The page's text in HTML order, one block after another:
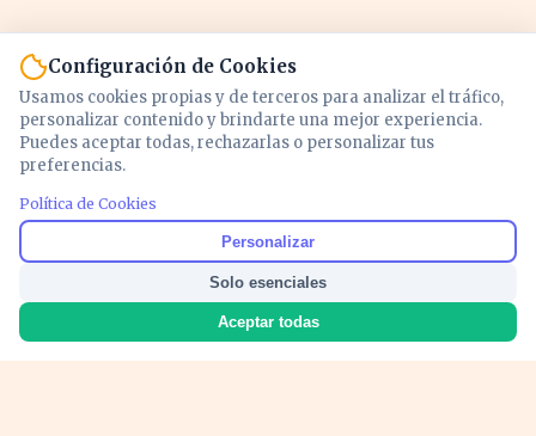
Noticias y análisis de economía, mercados,
inversión y política. Información actualizada
para entender lo que mueve tu dinero y tu
país.
Configuración de Cookies
Usamos cookies propias y de terceros para analizar el tráfico,
personalizar contenido y brindarte una mejor experiencia.
Puedes aceptar todas, rechazarlas o personalizar tus
preferencias.
Política de Cookies
Personalizar
Solo esenciales
Aceptar todas